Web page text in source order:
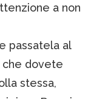
a non
passatela al
dovete
stessa,